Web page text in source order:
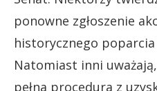
ponowne zgłoszenie
historycznego
Natomiast inni
pełna procedura z